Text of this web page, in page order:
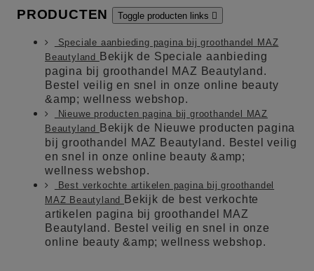
PRODUCTEN Toggle producten links 
Speciale aanbieding pagina bij groothandel MAZ
Beautyland
Bekijk de Speciale aanbieding
pagina bij groothandel MAZ Beautyland.
Bestel veilig en snel in onze online beauty
&amp; wellness webshop.
Nieuwe producten pagina bij groothandel MAZ
Beautyland
Bekijk de Nieuwe producten pagina
bij groothandel MAZ Beautyland. Bestel veilig
en snel in onze online beauty &amp;
wellness webshop.
Best verkochte artikelen pagina bij groothandel
MAZ Beautyland
Bekijk de best verkochte
artikelen pagina bij groothandel MAZ
Beautyland. Bestel veilig en snel in onze
online beauty &amp; wellness webshop.